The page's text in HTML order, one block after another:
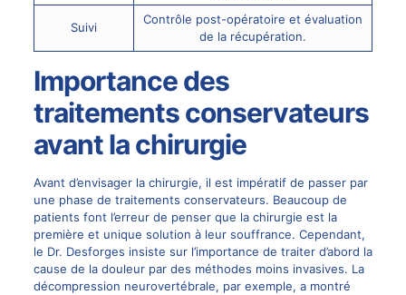
Suivi
Contrôle post-opératoire et évaluation
de la récupération.
Importance des
traitements conservateurs
avant la chirurgie
Avant d’envisager la chirurgie, il est impératif de passer par
une phase de traitements conservateurs. Beaucoup de
patients font l’erreur de penser que la chirurgie est la
première et unique solution à leur souffrance. Cependant,
le Dr. Desforges insiste sur l’importance de traiter d’abord la
cause de la douleur par des méthodes moins invasives. La
décompression neurovertébrale, par exemple, a montré